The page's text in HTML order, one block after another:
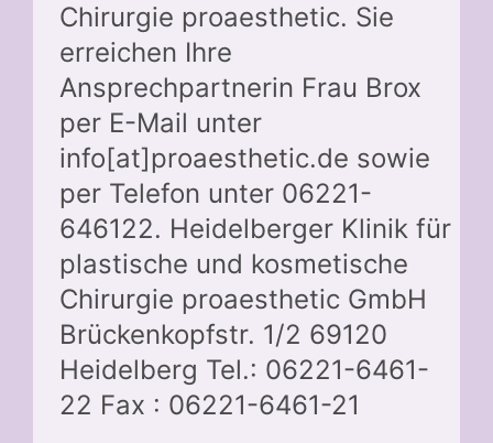
Chirurgie proaesthetic. Sie
erreichen Ihre
Ansprechpartnerin Frau Brox
per E-Mail unter
info[at]proaesthetic.de sowie
per Telefon unter 06221-
646122. Heidelberger Klinik für
plastische und kosmetische
Chirurgie proaesthetic GmbH
Brückenkopfstr. 1/2 69120
Heidelberg Tel.: 06221-6461-
22 Fax : 06221-6461-21